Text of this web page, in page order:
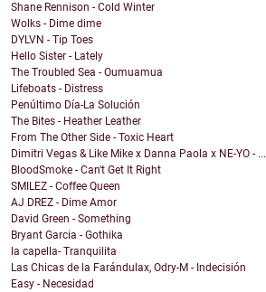
Shane Rennison - Cold Winter
Wolks - Dime dime
DYLVN - Tip Toes
Hello Sister - Lately
The Troubled Sea - Oumuamua
Lifeboats - Distress
Penúltimo Día-La Solución
The Bites - Heather Leather
From The Other Side - Toxic Heart
Dimitri Vegas & Like Mike x Danna Paola x NE-YO - ...
BloodSmoke - Can't Get It Right
SMILEZ - Coffee Queen
AJ DREZ - Dime Amor
David Green - Something
Bryant Garcia - Gothika
la capella- Tranquilita
Las Chicas de la Farándulax, Odry-M - Indecisión
Easy - Necesidad